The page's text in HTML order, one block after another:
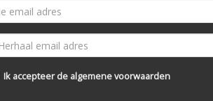
Ik accepteer de algemene voorwaarden